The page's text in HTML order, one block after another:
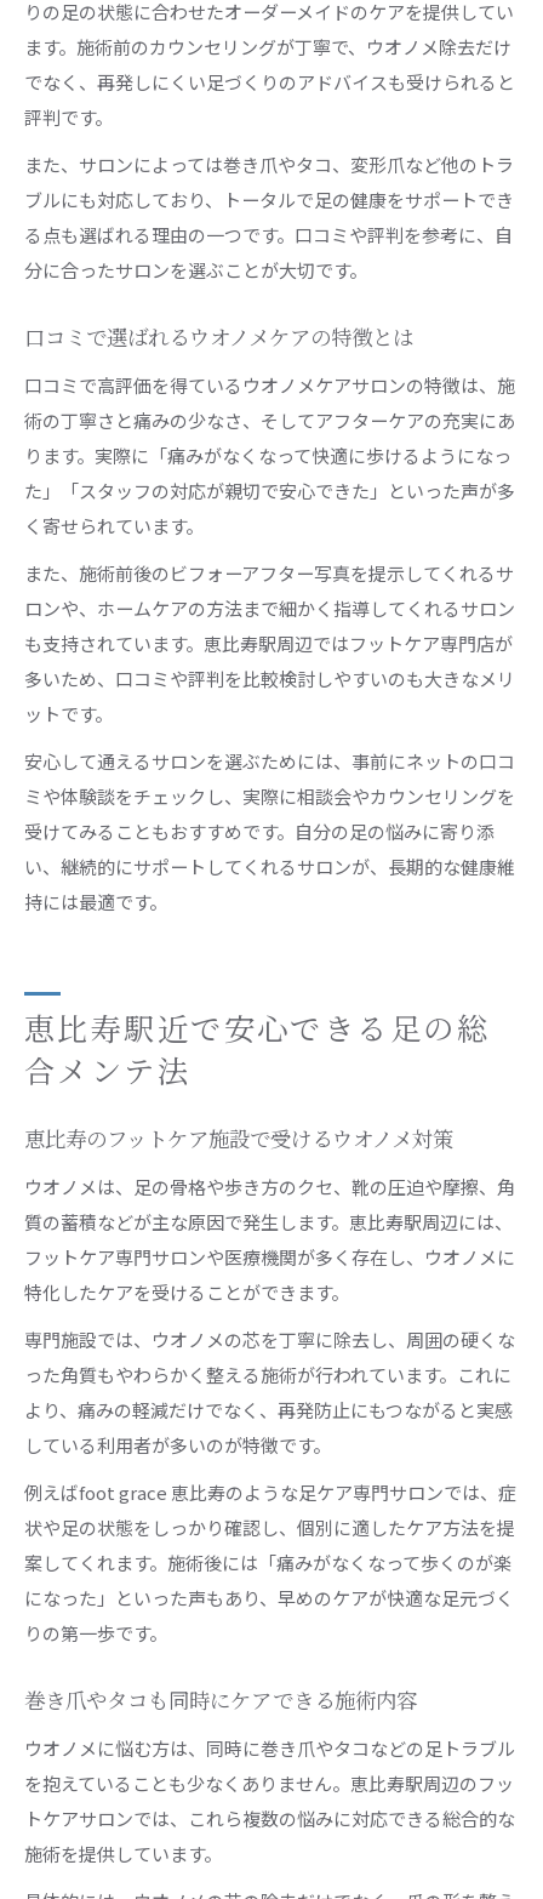
りの足の状態に合わせたオーダーメイドのケアを提供してい
ます。施術前のカウンセリングが丁寧で、ウオノメ除去だけ
でなく、再発しにくい足づくりのアドバイスも受けられると
評判です。
また、サロンによっては巻き爪やタコ、変形爪など他のトラ
ブルにも対応しており、トータルで足の健康をサポートでき
る点も選ばれる理由の一つです。口コミや評判を参考に、自
分に合ったサロンを選ぶことが大切です。
口コミで選ばれるウオノメケアの特徴とは
口コミで高評価を得ているウオノメケアサロンの特徴は、施
術の丁寧さと痛みの少なさ、そしてアフターケアの充実にあ
ります。実際に「痛みがなくなって快適に歩けるようになっ
た」「スタッフの対応が親切で安心できた」といった声が多
く寄せられています。
また、施術前後のビフォーアフター写真を提示してくれるサ
ロンや、ホームケアの方法まで細かく指導してくれるサロン
も支持されています。恵比寿駅周辺ではフットケア専門店が
多いため、口コミや評判を比較検討しやすいのも大きなメリ
ットです。
安心して通えるサロンを選ぶためには、事前にネットの口コ
ミや体験談をチェックし、実際に相談会やカウンセリングを
受けてみることもおすすめです。自分の足の悩みに寄り添
い、継続的にサポートしてくれるサロンが、長期的な健康維
持には最適です。
恵比寿駅近で安心できる足の総
合メンテ法
恵比寿のフットケア施設で受けるウオノメ対策
ウオノメは、足の骨格や歩き方のクセ、靴の圧迫や摩擦、角
質の蓄積などが主な原因で発生します。恵比寿駅周辺には、
フットケア専門サロンや医療機関が多く存在し、ウオノメに
特化したケアを受けることができます。
専門施設では、ウオノメの芯を丁寧に除去し、周囲の硬くな
った角質もやわらかく整える施術が行われています。これに
より、痛みの軽減だけでなく、再発防止にもつながると実感
している利用者が多いのが特徴です。
例えばfoot grace 恵比寿のような足ケア専門サロンでは、症
状や足の状態をしっかり確認し、個別に適したケア方法を提
案してくれます。施術後には「痛みがなくなって歩くのが楽
になった」といった声もあり、早めのケアが快適な足元づく
りの第一歩です。
巻き爪やタコも同時にケアできる施術内容
ウオノメに悩む方は、同時に巻き爪やタコなどの足トラブル
を抱えていることも少なくありません。恵比寿駅周辺のフッ
トケアサロンでは、これら複数の悩みに対応できる総合的な
施術を提供しています。